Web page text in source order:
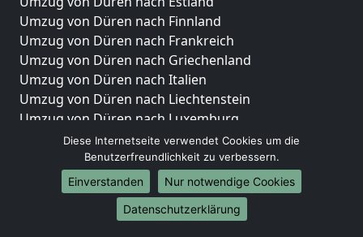
Umzug von Düren nach Finnland
Umzug von Düren nach Frankreich
Umzug von Düren nach Griechenland
Umzug von Düren nach Italien
Umzug von Düren nach Liechtenstein
Umzug von Düren nach Luxemburg
Umzug von Düren nach Niederlande
Umzug von Düren nach Norwegen
Umzüge-Deutschlandweit
Umzug von Düren nach Berlin
Diese Internetseite verwendet Cookies um die
Benutzerfreundlichkeit zu verbessern.
Einverstanden
Nur notwendige Cookies
Datenschutzerklärung